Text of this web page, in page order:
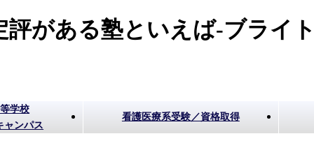
がある塾といえば-ブライ
学校
ャンパス
看護医療系受験／資格取得